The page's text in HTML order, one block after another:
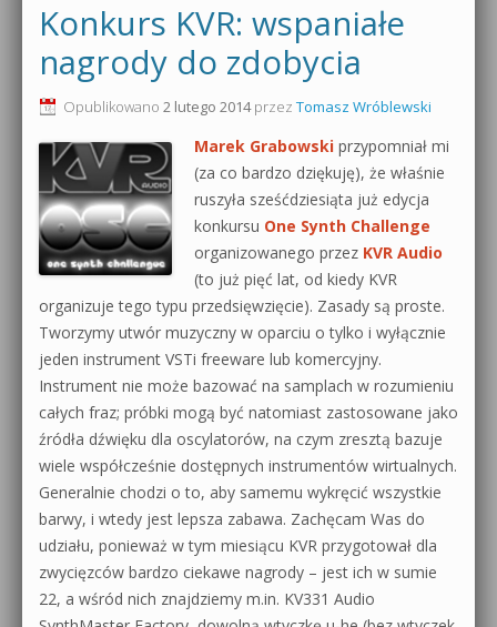
Konkurs KVR: wspaniałe
nagrody do zdobycia
Opublikowano 2 lutego 2014przez Tomasz Wróblewski
Marek Grabowski przypomniał mi
(za co bardzo dziękuję), że właśnie
ruszyła sześćdziesiąta już edycja
konkursu One Synth Challenge
organizowanego przez KVR Audio
(to już pięć lat, od kiedy KVR
organizuje tego typu przedsięwzięcie). Zasady są proste.
Tworzymy utwór muzyczny w oparciu o tylko i wyłącznie
jeden instrument VSTi freeware lub komercyjny.
Instrument nie może bazować na samplach w rozumieniu
całych fraz; próbki mogą być natomiast zastosowane jako
źródła dźwięku dla oscylatorów, na czym zresztą bazuje
wiele współcześnie dostępnych instrumentów wirtualnych.
Generalnie chodzi o to, aby samemu wykręcić wszystkie
barwy, i wtedy jest lepsza zabawa. Zachęcam Was do
udziału, ponieważ w tym miesiącu KVR przygotował dla
zwycięzców bardzo ciekawe nagrody – jest ich w sumie
22, a wśród nich znajdziemy m.in. KV331 Audio